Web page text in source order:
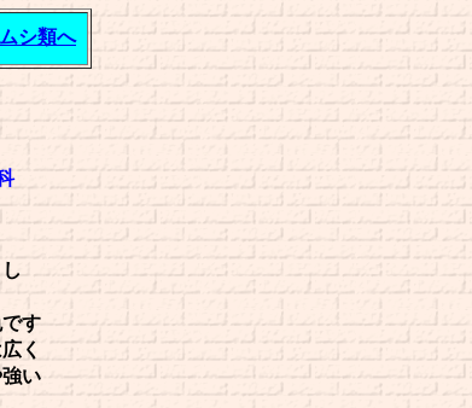
シ類へ
す
く
い